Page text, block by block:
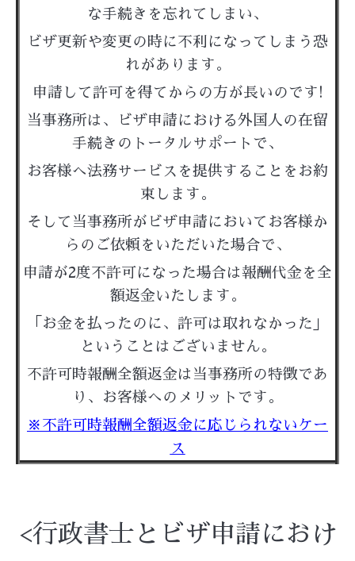
な手続きを忘れてしまい、
ビザ更新や変更の時に不利になってしまう恐
れがあります。
申請して許可を得てからの方が長いのです!
当事務所は、ビザ申請における外国人の在留
手続きのトータルサポートで、
お客様へ法務サービスを提供することをお約
束します。
そして当事務所がビザ申請においてお客様か
らのご依頼をいただいた場合で、
申請が2度不許可になった場合は報酬代金を全
額返金いたします。
「お金を払ったのに、許可は取れなかった」
ということはございません。
不許可時報酬全額返金は当事務所の特徴であ
り、お客様へのメリットです。
※不許可時報酬全額返金に応じられないケー
ス
<行政書士とビザ申請におけ